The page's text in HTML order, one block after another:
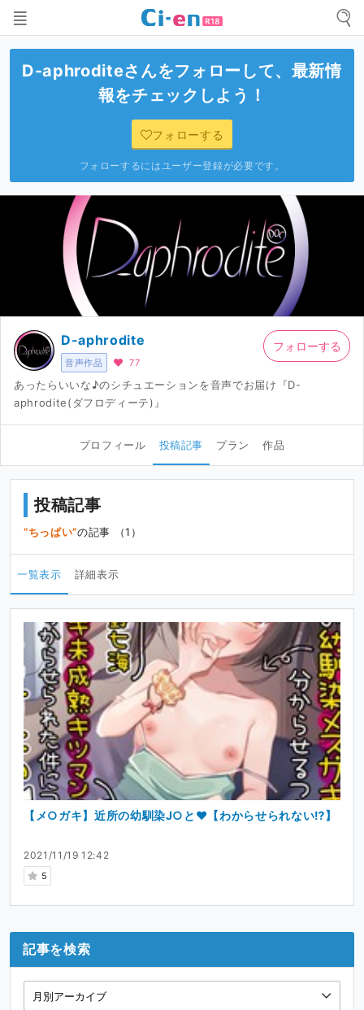
D-aphroditeさんをフォローして、最新情
報をチェックしよう！
フォローする
フォローするにはユーザー登録が必要です。
音声作品
D-aphrodite
77
あったらいいな♪のシチュエーションを音声でお届け『D-
aphrodite(ダフロディーテ)』
フォローする
プロフィール 投稿記事 プラン 作品
投稿記事
ちっぱい の記事 （1）
一覧表示 詳細表示
2021/11/19 12:42
5
【メ○ガキ】近所の幼馴染J○と❤️【わからせられない⁉️】
記事を検索